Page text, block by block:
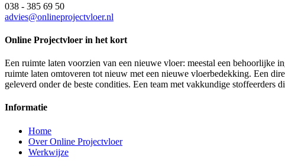
038 - 385 69 50
advies@onlineprojectvloer.nl
Online Projectvloer in het kort
Een ruimte laten voorzien van een nieuwe vloer: meestal een behoorlijke
ruimte laten omtoveren tot nieuw met een nieuwe vloerbedekking. Een
geleverd onder de beste condities. Een team met vakkundige stoffeerders
Informatie
Home
Over Online Projectvloer
Werkwijze